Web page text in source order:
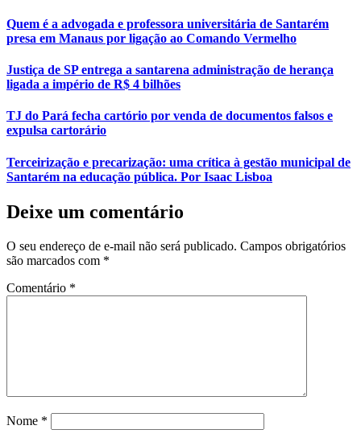
Quem é a advogada e professora universitária de Santarém
presa em Manaus por ligação ao Comando Vermelho
Justiça de SP entrega a santarena administração de herança
ligada a império de R$ 4 bilhões
TJ do Pará fecha cartório por venda de documentos falsos e
expulsa cartorário
Terceirização e precarização: uma crítica à gestão municipal de
Santarém na educação pública. Por Isaac Lisboa
Deixe um comentário
O seu endereço de e-mail não será publicado. Campos obrigatórios
são marcados com *
Comentário *
Nome *